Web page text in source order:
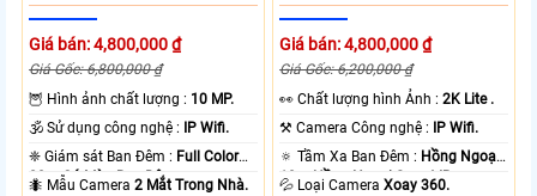
Giá bán: 4,800,000 ₫
Giá Gốc: 6,800,000 ₫
🦉 Hình ảnh chất lượng : 10 MP.
🕉️ Sử dụng công nghệ :
IP Wifi.
❈ Giám sát Ban Đêm : Full Color
20m Có Màu Ban Ðêm.
🐜 Mẫu Camera2 Mắt Trong Nhà.
Giá bán: 4,800,000 ₫
Giá Gốc: 6,200,000 ₫
️👀 Chất lượng hình Ảnh :2K Lite .
⚒ Camera Công nghệ :
IP Wifi.
🔅 Tầm Xa Ban Đêm : Hồng Ngoại
10m Hồng Ngoại Smart IR.
💦 Loại CameraXoay 360.